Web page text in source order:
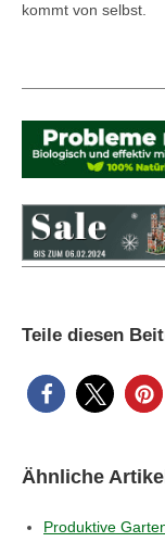
kommt von selbst.
Teile diesen
Ähnliche
Produktive